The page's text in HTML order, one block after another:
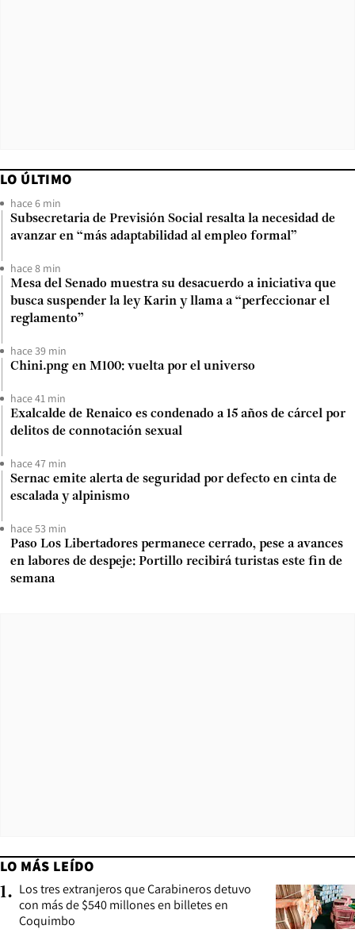
LO ÚLTIMO
hace 6 min
Subsecretaria de Previsión Social resalta la necesidad de
avanzar en “más adaptabilidad al empleo formal”
hace 8 min
Mesa del Senado muestra su desacuerdo a iniciativa que
busca suspender la ley Karin y llama a “perfeccionar el
reglamento”
hace 39 min
Chini.png en M100: vuelta por el universo
hace 41 min
Exalcalde de Renaico es condenado a 15 años de cárcel por
delitos de connotación sexual
hace 47 min
Sernac emite alerta de seguridad por defecto en cinta de
escalada y alpinismo
hace 53 min
Paso Los Libertadores permanece cerrado, pese a avances
en labores de despeje: Portillo recibirá turistas este fin de
semana
LO MÁS LEÍDO
1. Los tres extranjeros que Carabineros detuvo
con más de $540 millones en billetes en
Coquimbo